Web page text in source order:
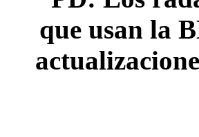
que usan la